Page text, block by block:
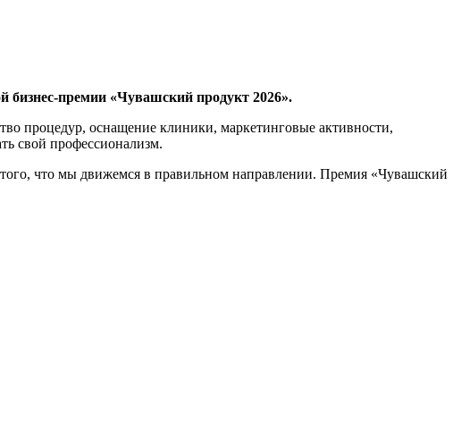
премии «Чувашский продукт 2026».
процедур, оснащение клиники, маркетинговые активности,
свой профессионализм.
что мы движемся в правильном направлении. Премия «Чувашский